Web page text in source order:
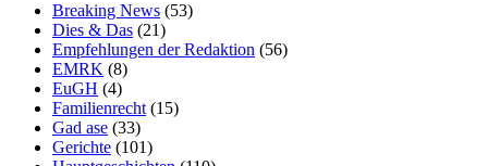
Breaking News (53)
Dies & Das (21)
Empfehlungen der Redaktion (56)
EMRK (8)
EuGH (4)
Familienrecht (15)
Gad ase (33)
Gerichte (101)